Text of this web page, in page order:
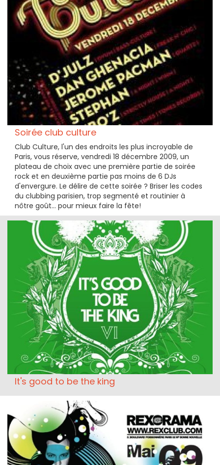
Soirée club culture
Club Culture, l'un des endroits les plus incroyable de
Paris, vous réserve, vendredi 18 décembre 2009, un
plateau de choix avec une première partie de soirée
rock et en deuxième partie pas moins de 6 DJs
d'envergure. Le délire de cette soirée ? Briser les codes
du clubbing parisien, trop segmenté et routinier à
nôtre goût... pour mieux faire la fête!
It's good to be the king